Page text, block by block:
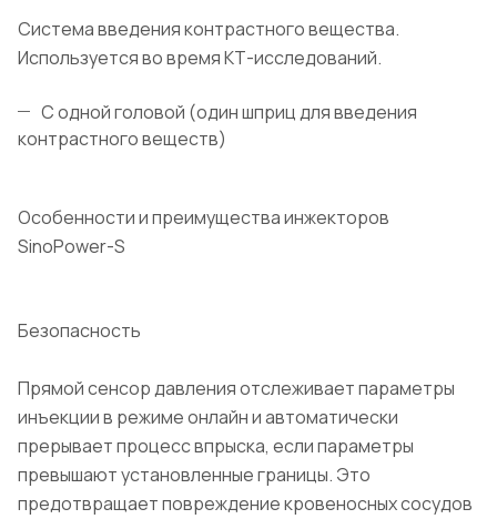
Cистема введения контрастного вещества.
Используется во время КТ-исследований.
С одной головой (один шприц для введения
контрастного веществ)
Особенности и преимущества инжекторов
SinoPower-S
Безопасность
Прямой сенсор давления отслеживает параметры
инъекции в режиме онлайн и автоматически
прерывает процесс впрыска, если параметры
превышают установленные границы. Это
предотвращает повреждение кровеносных сосудов